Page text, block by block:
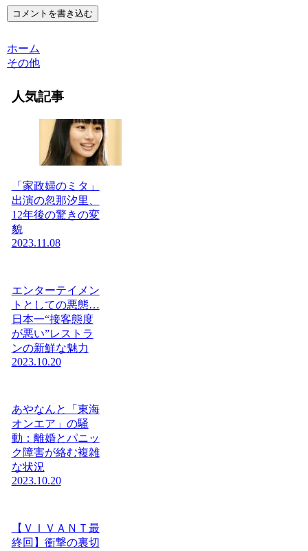
コメントを書き込む
ホーム
その他
人気記事
「家政婦のミタ」
出演の忽那汐里、
12年後の驚きの変
貌
2023.11.08
エンターテイメン
トとしての悪態…
日本一“接客態度
が悪い”レストラ
ンの新鮮な魅力
2023.10.20
あやなんと「東海
オンエア」の騒
動：離婚とパニッ
ク障害が絡む複雑
な状況
2023.10.20
【ＶＩＶＡＮＴ最
終回】衝撃の裏切